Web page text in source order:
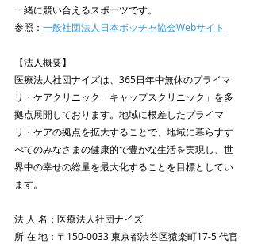
一緒に競い合えるスポーツです。
参照： 一般社団法人日本ボッチャ協会Webサイト
【法人概要】
医療法人社団ナイズは、365日年中無休のプライマ
リ・ケアクリニック「キャップスクリニック」を多
拠点展開しております。地域に根差したプライマ
リ・ケアの拠点を拡大することで、地域に暮らすす
べてのみなさまの健康的で豊かな生活を実現し、世
界中の幸せの総量を最大化することを目標としてい
ます。
法 人 名：医療法人社団ナイズ
​所 在 地：〒150-0033 東京都渋谷区猿楽町17-5 代官